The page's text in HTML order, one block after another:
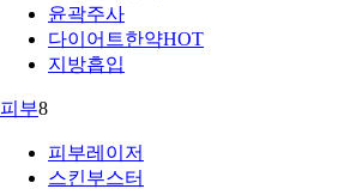
윤곽주사
다이어트한약HOT
지방흡입
피부8
피부레이저
스킨부스터